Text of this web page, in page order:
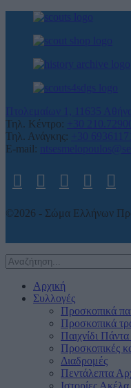
Πτολεμαίων 1, 11635
Τηλ. Κέντρο:
+30
Τηλ. Ανάγκης:
+30
E-mail:
©2026 - Σώμα Ελλήνων
Αρχική
Συλλογές
Προσκοπικά
Προσκοπικά
Παιχνίδι
Προσκοπικές
Διαδρομές
Πεντάλεπτα
Ιστορίες Ακέλα